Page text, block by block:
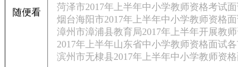
随便看
菏泽市2017年上半年中小学教师资格考试
烟台海阳市2017年上半年中小学教师资格
漳州市漳浦县教育局2017年上半年开展教
2017年上半年山东省中小学教师资格面试
滨州市无棣县2017年上半年中小学教师资